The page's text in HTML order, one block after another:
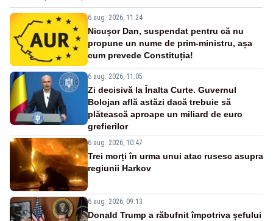
6 aug. 2026, 11:24
Nicușor Dan, suspendat pentru că nu
propune un nume de prim-ministru, așa
cum prevede Constituția!
6 aug. 2026, 11:05
Zi decisivă la Înalta Curte. Guvernul
Bolojan află astăzi dacă trebuie să
plătească aproape un miliard de euro
grefierilor
6 aug. 2026, 10:47
Trei morți în urma unui atac rusesc asupra
regiunii Harkov
6 aug. 2026, 09:13
Donald Trump a răbufnit împotriva șefului